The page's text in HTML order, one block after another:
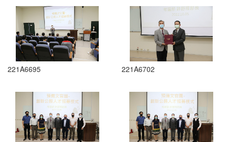
221A6695 221A6702